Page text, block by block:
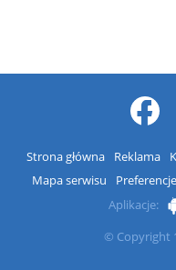
Strona główna Reklama
Mapa serwisu
Aplikacje:
© Copyright